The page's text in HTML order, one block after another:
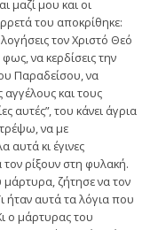
μαζί μου και οι
του αποκρίθηκε:
τον Χριστό Θεό
να κερδίσεις την
Παραδείσου, να
αγγέλους και τους
αυτές”, του κάνει άγρια
να με
αυτά κι έγινες
ρίξουν στη φυλακή.
μάρτυρα, ζήτησε να τον
ήταν αυτά τα λόγια που
ο μάρτυρας του